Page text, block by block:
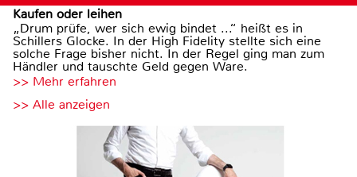
Kaufen oder leihen
„Drum prüfe, wer sich ewig bindet ...“ heißt es in
Schillers Glocke. In der High Fidelity stellte sich eine
solche Frage bisher nicht. In der Regel ging man zum
Händler und tauschte Geld gegen Ware.
>> Mehr erfahren
>> Alle anzeigen